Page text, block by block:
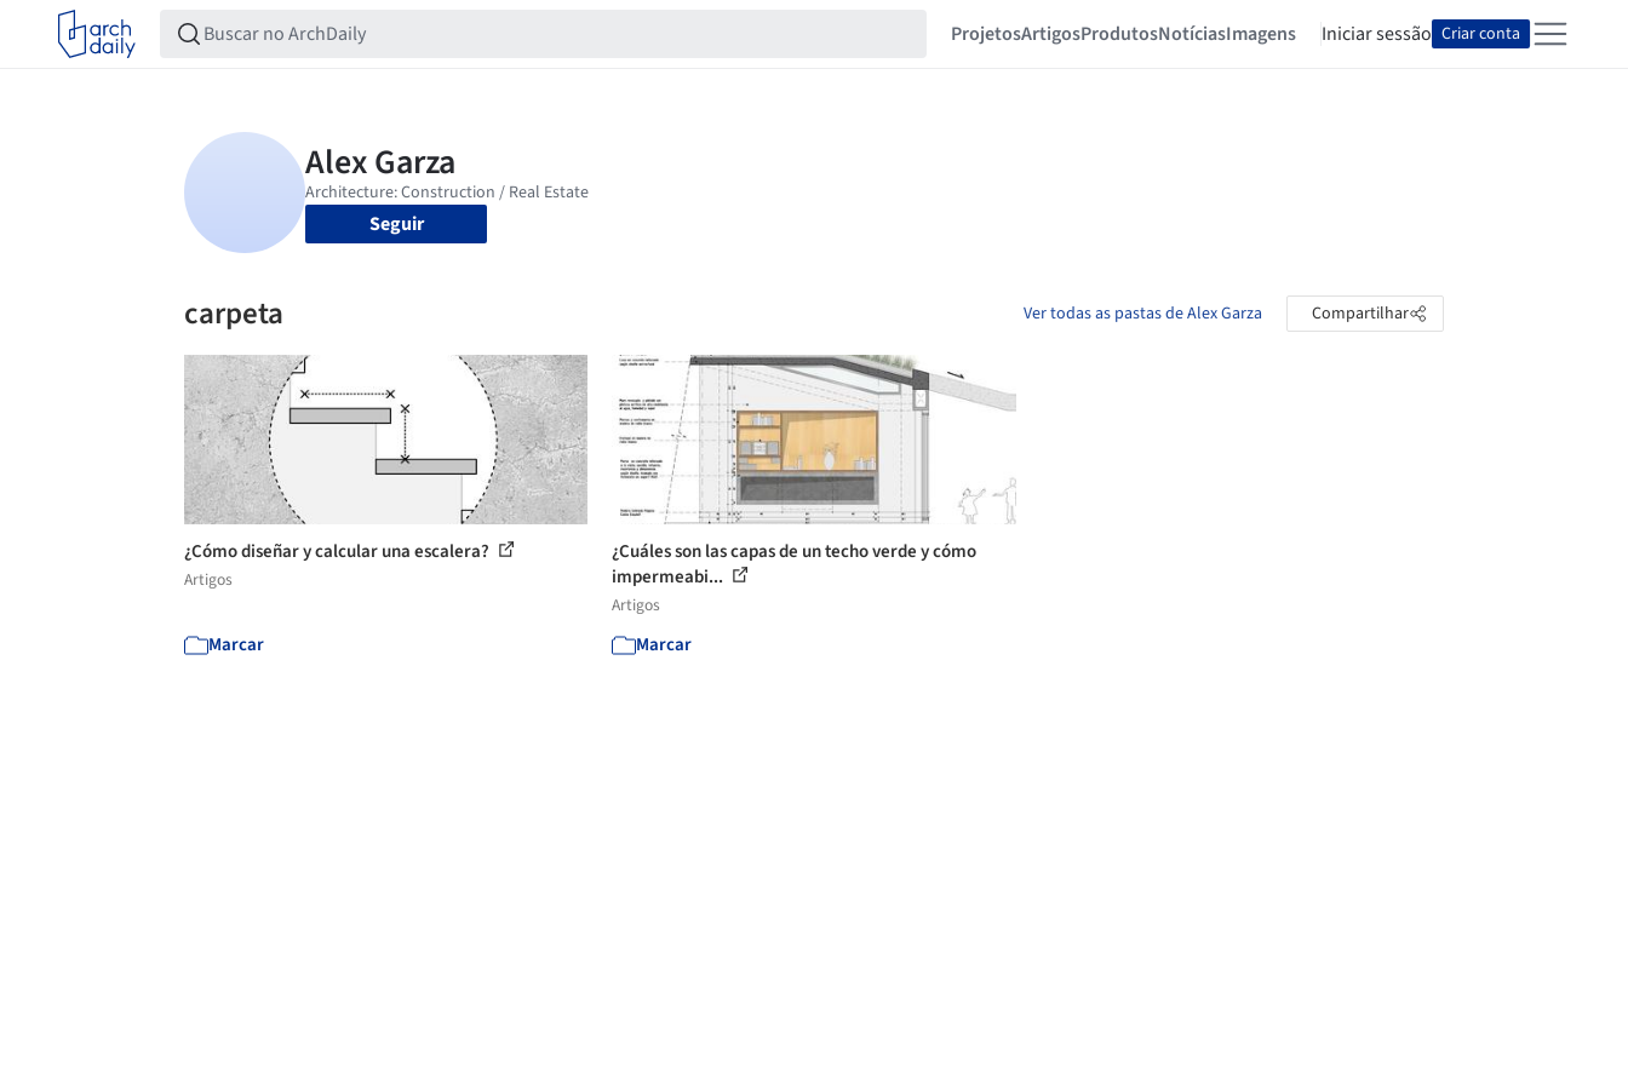
ProjetosArtigosProdutosNotíciasImagens Iniciar sessão Criar conta
Seguir
carpeta Ver todas as pastas de Alex Garza Compartilhar
¿Cómo diseñar y calcular una escalera?
Artigos
Marcar
¿Cuáles son las capas de un techo verde y cómo
impermeabi...
Artigos
Marcar